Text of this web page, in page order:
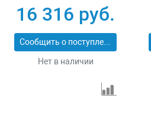
кВт, 230 л/мин, 50 л
Denzel 58064
16 316 руб.
Сообщить о поступлении
Нет в наличии